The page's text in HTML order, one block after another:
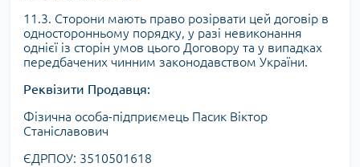
11.3. Сторони мають право розірвати цей договір в
односторонньому порядку, у разі невиконання
однієї із сторін умов цього Договору та у випадках
передбачених чинним законодавством України.
Реквізити Продавця:
Фізична особа-підприємець Пасик Віктор
Станіславович
ЄДРПОУ: 3510501618